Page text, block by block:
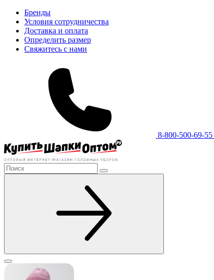
Бренды
Условия сотрудничества
Доставка и оплата
Определить размер
Свяжитесь с нами
8-800-500-69-55